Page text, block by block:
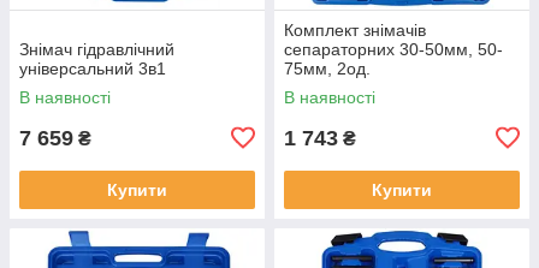
Знімач гідравлічний
універсальний 3в1
В наявності
7 659 ₴
Купити
Комплект знімачів
сепараторних 30-50мм, 50-
75мм, 2од.
В наявності
1 743 ₴
Купити